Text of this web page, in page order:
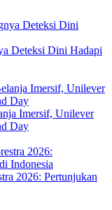
Deteksi Dini Hadapi
Imersif, Unilever
Day
2026: Pertunjukan